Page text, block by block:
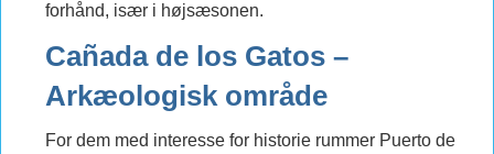
forhånd, især i højsæsonen.
Cañada de los Gatos –
Arkæologisk område
For dem med interesse for historie rummer Puerto de